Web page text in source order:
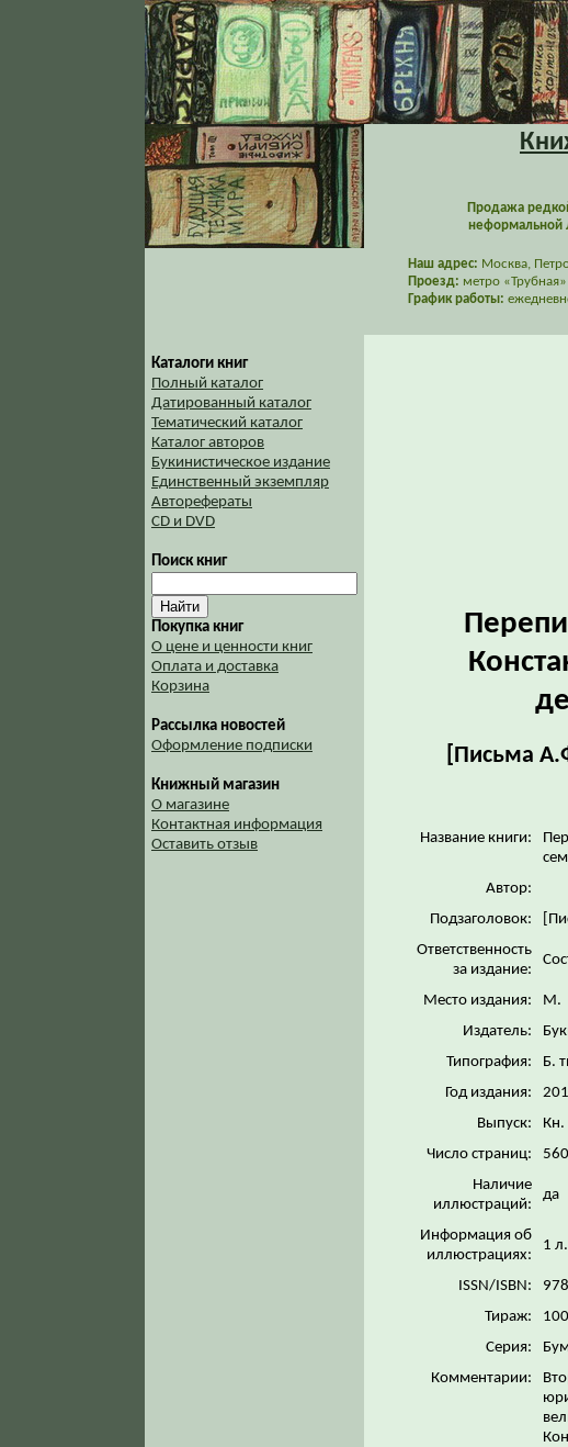
Продажа
неформальной
Наш адрес: Москва,
Проезд: метро «Трубная»
График работы:
Каталоги книг
Полный каталог
Датированный каталог
Тематический каталог
Каталог авторов
Букинистическое издание
Единственный экземпляр
Авторефераты
CD и DVD
Поиск книг
Покупка книг
О цене и ценности книг
Оплата и доставка
Корзина
Рассылка новостей
Оформление подписки
Книжный магазин
О магазине
Контактная информация
Оставить отзыв
[Письма
Название книги:
Автор:
Подзаголовок:
Ответственность
за издание:
Место издания:
М.
Издатель:
Типография:
Б.
Год издания:
Выпуск:
Кн.
Число страниц:
560
Наличие
иллюстраций:
да
Информация об
иллюстрациях:
1
ISSN/ISBN:
Тираж:
100
Серия:
Комментарии: